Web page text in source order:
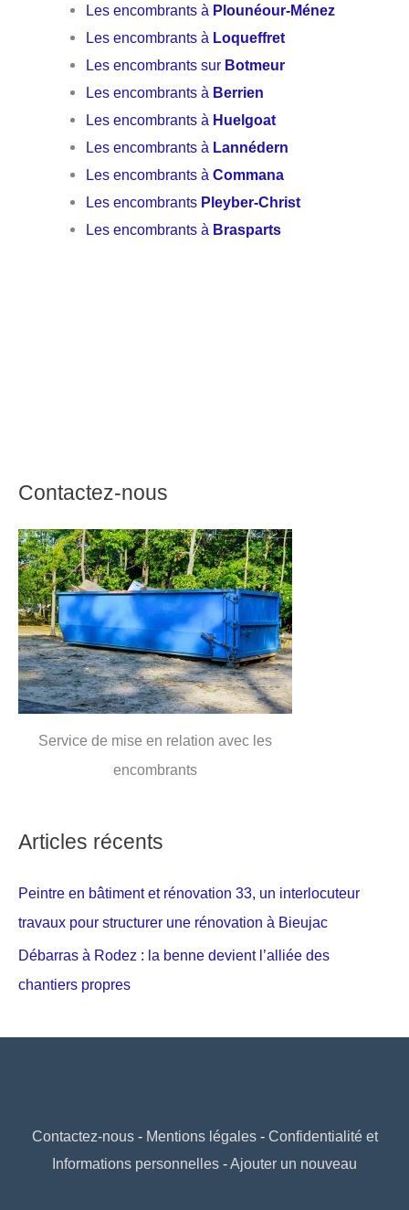
Les encombrants à Plounéour-Ménez
Les encombrants à Loqueffret
Les encombrants sur Botmeur
Les encombrants à Berrien
Les encombrants à Huelgoat
Les encombrants à Lannédern
Les encombrants àCommana
Les encombrants Pleyber-Christ
Les encombrants à Brasparts
Contactez-nous
Service de mise en relation avec les
encombrants
Articles récents
Peintre en bâtiment et rénovation 33, un interlocuteur
travaux pour structurer une rénovation à Bieujac
Débarras à Rodez : la benne devient l’alliée des
chantiers propres
Contactez-nous- Mentions légales- Confidentialité et
Informations personnelles -Ajouter un nouveau